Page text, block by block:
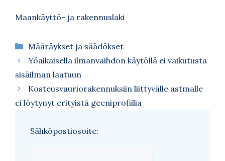
Maankäyttö- ja rakennuslaki
Kategoriat
Määräykset ja säädökset
Yöaikaisella ilmanvaihdon käytöllä ei vaikutusta
sisäilman laatuun
Kosteusvauriorakennuksiin liittyvälle astmalle
ei löytynyt erityistä geeniprofiilia
Sähköpostiosoite: